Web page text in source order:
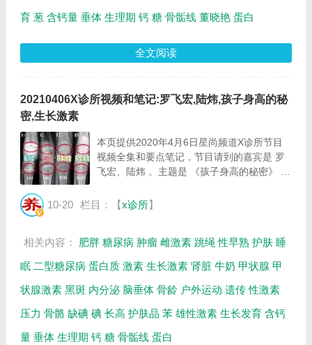
育 葱 含钙量 垂体 生理期 钙 糖 骨骺线 董晓艳 蛋白
全文阅读
20210406X诊所视频和笔记:罗飞宏,陆炜,孩子身高的秘
密,生长激素
本页提供2020年4月6日星尚频道X诊所节目
视频全集和要点笔记，节目请到的嘉宾是 罗
飞宏、陆炜 。主题是 《孩子身高的秘密》 。
的身高发育有没有在正轨上等相关内容，百年
10-20 栏目：【x诊所】
相关内容： 肥胖 糖尿病 肿瘤 雌激素 跳绳 性早熟 护肤 睡
眠 二型糖尿病 蛋白质 激素 生长激素 肾脏 牛奶 甲状腺 甲
状腺激素 黑斑 内分泌 脑垂体 骨龄 户外运动 遗传 性激素
压力 骨骼 缺碘 碘 长高 护肤品 苯 雄性激素 生长发育 含钙
量 垂体 生理期 钙 糖 骨骺线 蛋白